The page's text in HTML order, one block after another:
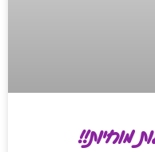
מוחיות!!